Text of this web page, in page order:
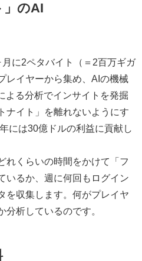
」のAI
月に2ペタバイト（＝2百万ギガ
レイヤーから集め、AIの機械
よる分析でインサイトを発掘
ナイト」を離れないようにす
には30億ドルの利益に貢献し
れくらいの時間をかけて「フ
いるか、週に何回もログイン
を収集します。何がプレイヤ
分析しているのです。